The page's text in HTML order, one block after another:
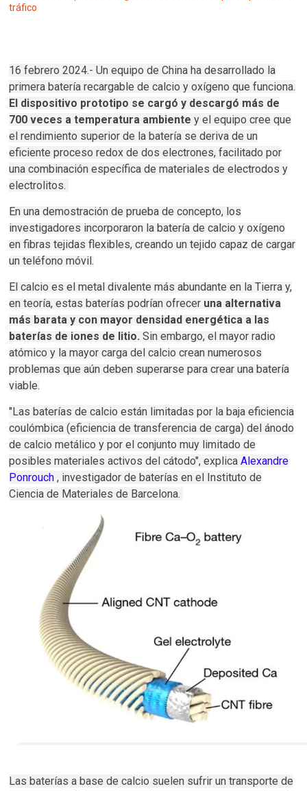
tráfico
16 febrero 2024.- Un equipo de China ha desarrollado la
primera batería recargable de calcio y oxígeno que funciona.
El dispositivo prototipo se cargó y descargó más de
700 veces a temperatura ambiente y el equipo cree que
el rendimiento superior de la batería se deriva de un
eficiente proceso redox de dos electrones, facilitado por
una combinación específica de materiales de electrodos y
electrolitos.
En una demostración de prueba de concepto, los
investigadores incorporaron la batería de calcio y oxígeno
en fibras tejidas flexibles, creando un tejido capaz de cargar
un teléfono móvil.
El calcio es el metal divalente más abundante en la Tierra y,
en teoría, estas baterías podrían ofrecer una alternativa
más barata y con mayor densidad energética a las
baterías de iones de litio. Sin embargo, el mayor radio
atómico y la mayor carga del calcio crean numerosos
problemas que aún deben superarse para crear una batería
viable.
"Las baterías de calcio están limitadas por la baja eficiencia
coulómbica (eficiencia de transferencia de carga) del ánodo
de calcio metálico y por el conjunto muy limitado de
posibles materiales activos del cátodo", explicaAlexandre
Ponrouch , investigador de baterías en el Instituto de
Ciencia de Materiales de Barcelona.
Las baterías a base de calcio suelen sufrir un transporte de